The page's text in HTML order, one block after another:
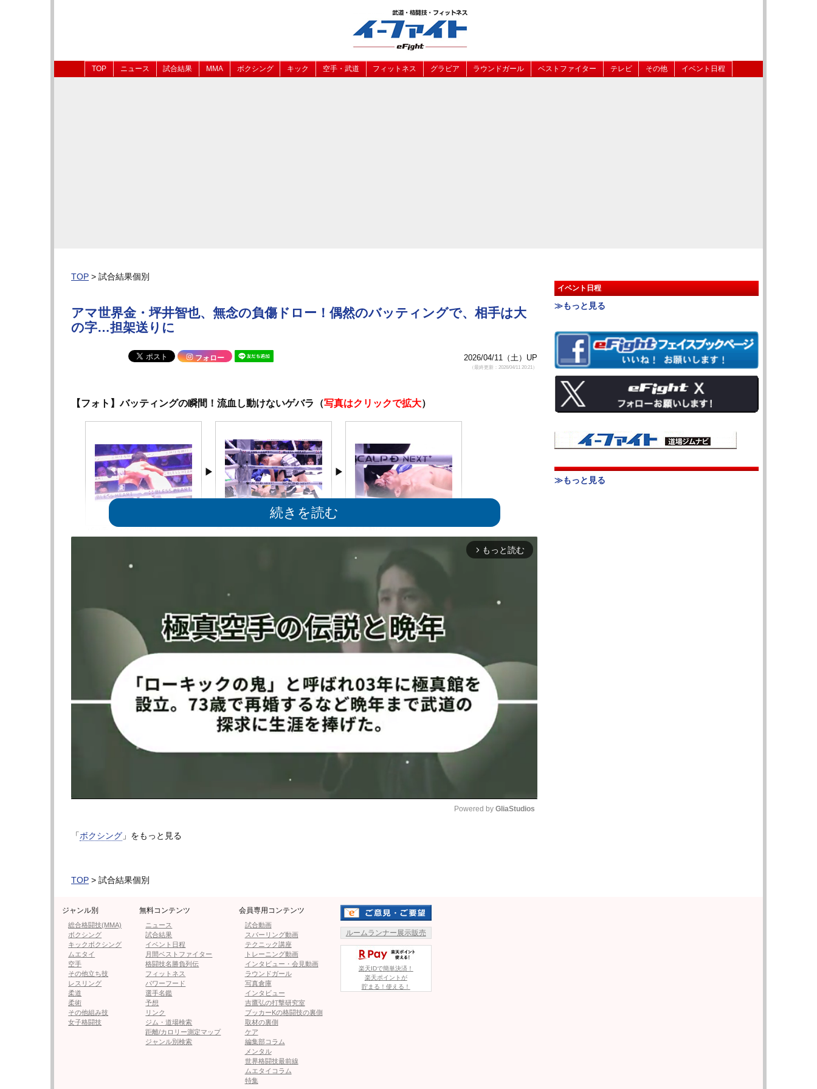
TOP ニュース 試合結果 MMA ボクシング キック 空手・武道 フィットネス グラビア ラウンドガール ベストファイター テレビ その他 イベント日程
TOP > 試合結果個別
アマ世界金・坪井智也、無念の負傷ドロー！偶然のバッティングで、相手は大
の字…担架送りに
フォロー 2026/04/11（土）UP
（最終更新：2026/04/11 20:21）
【フォト】バッティングの瞬間！流血し動けないゲバラ（写真はクリックで拡大）
1Rからバッティングの危険性はあ
坪井が負傷ドローの記事に戻る
1 2
●編集部オススメ
・【結果・速報】那須川天心 vs エストラーダ｜ボクシング 全試合結果を速報します（2026年4
月11日）
・【テレビ・配信】那須川天心 vs エストラーダ ほか 生中継、放送、配信情報＝4.11
・井上尚弥が困惑「みんな文句ばっかりだな」新キービジュアルに賛否「顔が違う」「野性味
ありすぎ」
・元銀行員の”戦隊”ヒロイン、ムエタイ会場で圧巻の美腹筋！黒のミニウェア姿に熱視線
arrow_forward_ios もっと読む
Powered by GliaStudios
「ボクシング 」をもっと見る
TOP > 試合結果個別
イベント日程
≫もっと見る
≫もっと見る
ジャンル別
総合格闘技(MMA)
ボクシング
キックボクシング
ムエタイ
空手
その他立ち技
レスリング
柔道
柔術
その他組み技
女子格闘技
無料コンテンツ
ニュース
試合結果
イベント日程
月間ベストファイター
格闘技名勝負列伝
フィットネス
パワーフード
選手名鑑
予想
リンク
ジム・道場検索
距離/カロリー測定マップ
ジャンル別検索
会員専用コンテンツ
試合動画
スパーリング動画
テクニック講座
トレーニング動画
インタビュー・会見動画
ラウンドガール
写真倉庫
インタビュー
吉鷹弘の打撃研究室
ブッカーKの格闘技の裏側
取材の裏側
ケア
編集部コラム
メンタル
世界格闘技最前線
ムエタイコラム
特集
ルームランナー展示販売
楽天IDで簡単決済！
楽天ポイントが
貯まる！使える！